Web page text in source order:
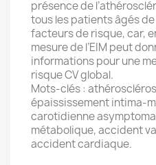
présence de
tous les patients âgés
facteurs de risque, car,
mesure de l’EIM peut
informations pour une
risque CV global.
Mots-clés :
épaississement intima-
carotidienne
métabolique, accident
accident cardiaque.